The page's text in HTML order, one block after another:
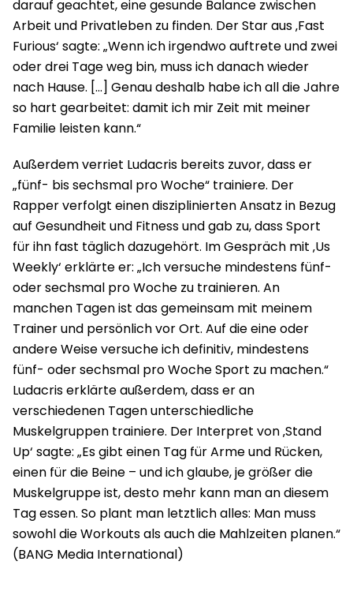
darauf geachtet, eine gesunde Balance zwischen
Arbeit und Privatleben zu finden. Der Star aus ‚Fast
Furious‘ sagte: „Wenn ich irgendwo auftrete und zwei
oder drei Tage weg bin, muss ich danach wieder
nach Hause. […] Genau deshalb habe ich all die Jahre
so hart gearbeitet: damit ich mir Zeit mit meiner
Familie leisten kann.“
Außerdem verriet Ludacris bereits zuvor, dass er
„fünf- bis sechsmal pro Woche“ trainiere. Der
Rapper verfolgt einen disziplinierten Ansatz in Bezug
auf Gesundheit und Fitness und gab zu, dass Sport
für ihn fast täglich dazugehört. Im Gespräch mit ‚Us
Weekly‘ erklärte er: „Ich versuche mindestens fünf-
oder sechsmal pro Woche zu trainieren. An
manchen Tagen ist das gemeinsam mit meinem
Trainer und persönlich vor Ort. Auf die eine oder
andere Weise versuche ich definitiv, mindestens
fünf- oder sechsmal pro Woche Sport zu machen.“
Ludacris erklärte außerdem, dass er an
verschiedenen Tagen unterschiedliche
Muskelgruppen trainiere. Der Interpret von ‚Stand
Up‘ sagte: „Es gibt einen Tag für Arme und Rücken,
einen für die Beine – und ich glaube, je größer die
Muskelgruppe ist, desto mehr kann man an diesem
Tag essen. So plant man letztlich alles: Man muss
sowohl die Workouts als auch die Mahlzeiten planen.“